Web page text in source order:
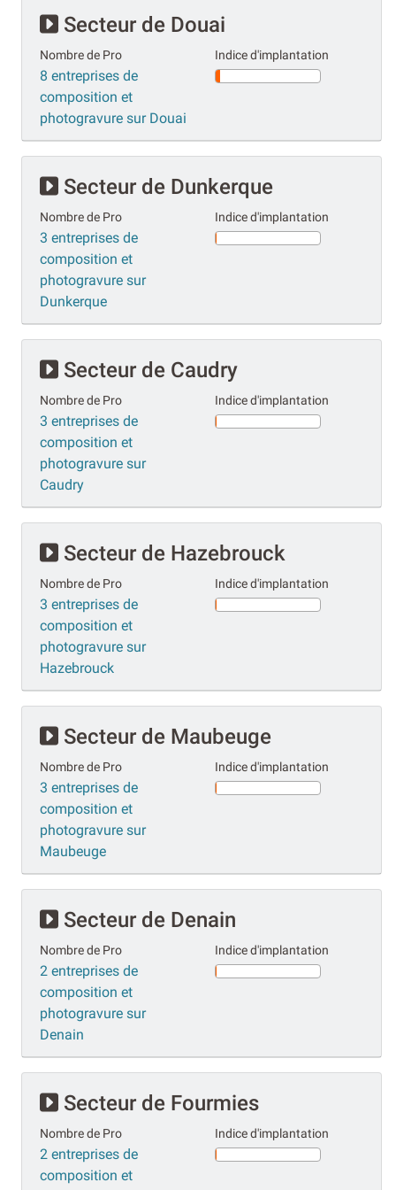
Secteur de Douai
Nombre de Pro
8 entreprises de
composition et
photogravure sur Douai
Indice d'implantation
Secteur de Dunkerque
Nombre de Pro
3 entreprises de
composition et
photogravure sur
Dunkerque
Indice d'implantation
Secteur de Caudry
Nombre de Pro
3 entreprises de
composition et
photogravure sur
Caudry
Indice d'implantation
Secteur de Hazebrouck
Nombre de Pro
3 entreprises de
composition et
photogravure sur
Hazebrouck
Indice d'implantation
Secteur de Maubeuge
Nombre de Pro
3 entreprises de
composition et
photogravure sur
Maubeuge
Indice d'implantation
Secteur de Denain
Nombre de Pro
2 entreprises de
composition et
photogravure sur
Denain
Indice d'implantation
Secteur de Fourmies
Nombre de Pro
2 entreprises de
composition et
Indice d'implantation